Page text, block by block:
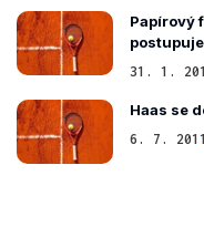
Papírový
postupuje
31. 1.
Haas se
6. 7. 2011